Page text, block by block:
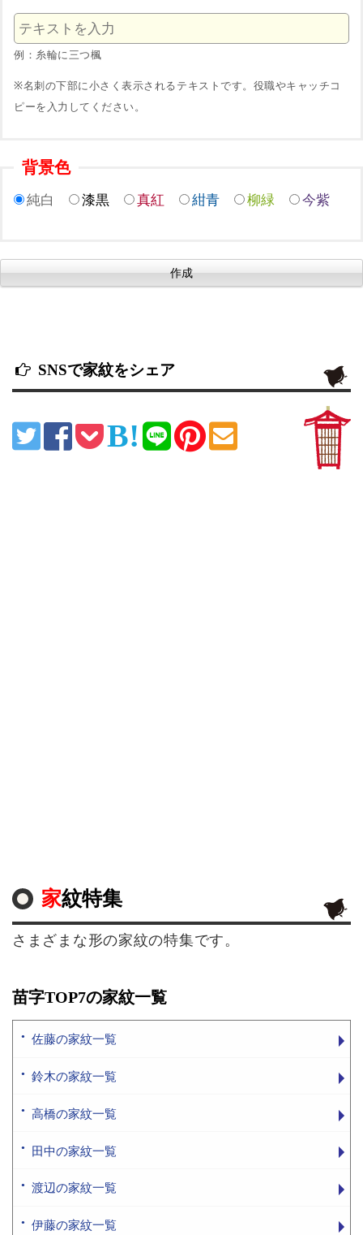
例：糸輪に三つ楓
※名刺の下部に小さく表示されるテキストです。役職やキャッチコ
ピーを入力してください。
背景色
純白 漆黒 真紅 紺青 柳緑 今紫
SNSで家紋をシェア
家紋特集
さまざまな形の家紋の特集です。
苗字TOP7の家紋一覧
佐藤の家紋一覧
鈴木の家紋一覧
高橋の家紋一覧
田中の家紋一覧
渡辺の家紋一覧
伊藤の家紋一覧